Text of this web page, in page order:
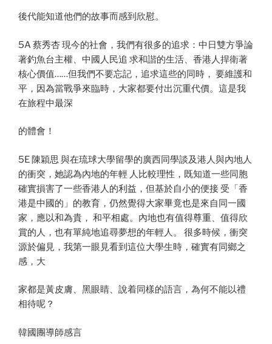
後代能知道他們的故事而感到欣慰。
5A 蔡秀杏 現今的社會，我們有很多的追求：中日雙方爭論
著釣魚台主權、中國人民追 求和諧的生活、香港人捍衛著
核心價值……但我們不要忘記，追求這些的同時， 要維護和
平，因為當戰爭來臨時，大家都要付出沉重代價。這是我
在旅程中最深
的體會！
5E 陳穎思 與在琉球大學留學的廣西同學談及港人與內地人
的衝突，她認為內地的年輕 人比較理性，既知道一些同胞
確實損害了一些香港人的利益，但基於自小的便接 受「香
港是中國的」的教育，仍然覺得大家畢竟也是來自同一國
家，應以和為貴， 和平相處。內地也有值得尊重、值得欣
賞的人，也有單純地追尋夢想的年輕人。 很多時候，衝突
源於偏見，我第一眼見看到這位大學生時，確實有同鄉之
感，大
家都是黃皮膚、黑眼睛、說着同樣的語言，為何不能以禮
相待呢？
韓國團導師感言